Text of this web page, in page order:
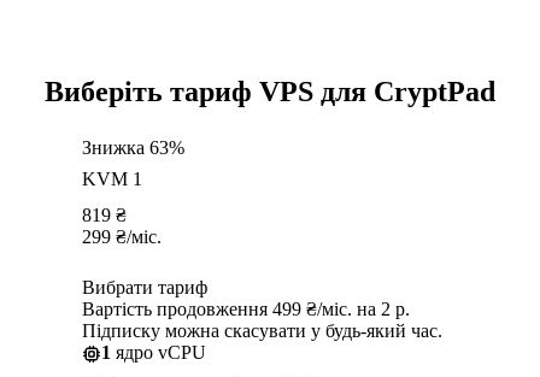
Виберіть тариф VPS для CryptPad
Знижка 63%
KVM 1
819 ₴
299 ₴/міс.
Вибрати тариф
Вартість продовження 499 ₴/міс. на 2 р.
Підписку можна скасувати у будь-який час.
1 ядро vCPU